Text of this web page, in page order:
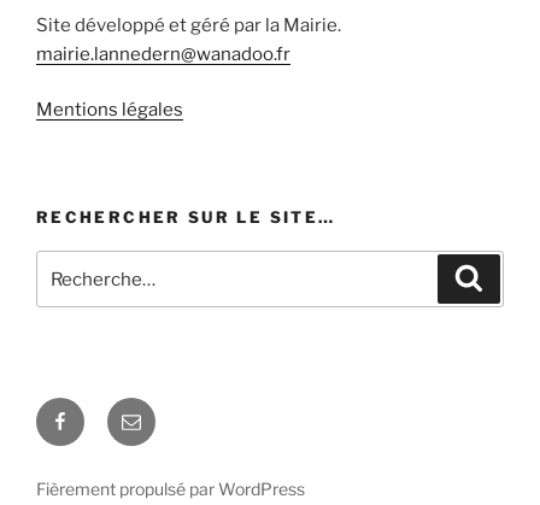
Site développé et géré par la Mairie.
mairie.lannedern@wanadoo.fr
Mentions légales
RECHERCHER SUR LE SITE…
pour
Facebook
E-
mail
Fièrement propulsé par WordPress